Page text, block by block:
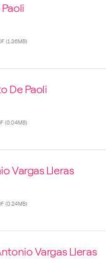
(1.36MB)
De Paoli
(0.04MB)
Vargas Lleras
(0.24MB)
Vargas Lleras